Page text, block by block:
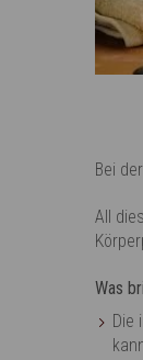
Bei der
All
Was
Die